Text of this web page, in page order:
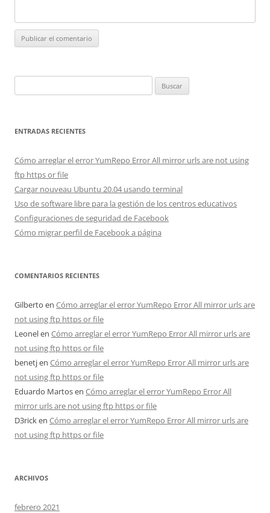
ENTRADAS RECIENTES
Cómo arreglar el error YumRepo Error All mirror urls are not using
ftp https or file
Cargar nouveau Ubuntu 20.04 usando terminal
Uso de software libre para la gestión de los centros educativos
Configuraciones de seguridad de Facebook
Cómo migrar perfil de Facebook a página
COMENTARIOS RECIENTES
Gilberto en Cómo arreglar el error YumRepo Error All mirror urls are
not using ftp https or file
Leonelen Cómo arreglar el error YumRepo Error All mirror urls are
not using ftp https or file
benetjen Cómo arreglar el error YumRepo Error All mirror urls are
not using ftp https or file
Eduardo Martosen Cómo arreglar el error YumRepo Error All
mirror urls are not using ftp https or file
D3ricken Cómo arreglar el error YumRepo Error All mirror urls are
not using ftp https or file
ARCHIVOS
febrero 2021